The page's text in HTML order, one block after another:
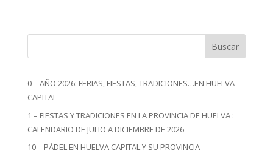
Buscar
0 – AÑO 2026: FERIAS, FIESTAS, TRADICIONES…EN HUELVA
CAPITAL
1 – FIESTAS Y TRADICIONES EN LA PROVINCIA DE HUELVA :
CALENDARIO DE JULIO A DICIEMBRE DE 2026
10 – PÁDEL EN HUELVA CAPITAL Y SU PROVINCIA